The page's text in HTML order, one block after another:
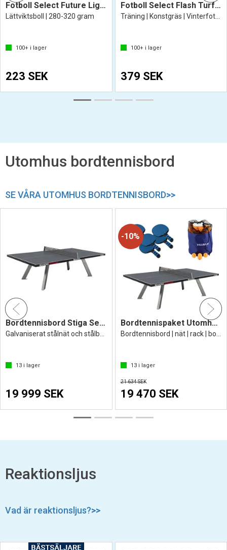
Fotboll Select Future Light V26
Lättviktsboll | 280-320 gram
100+ i lager
223 SEK
Fotboll Select Flash Turf V26
Träning | Konstgräs | Vinterfotboll
100+i lager
379 SEK
Utomhus bordtennisbord
SE VÅRA UTOMHUS BORDTENNISBORD>>
Bordtennisbord Stiga Seasons Outdoor
13 i lager
19 999 SEK
10%
Bordtennispaket Utomhusbord Stiga
13i lager
21 634 SEK
19 470 SEK
Reaktionsljus
Vad är reaktionsljus?>>